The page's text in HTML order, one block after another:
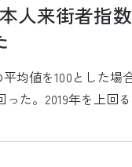
人来街者指
平均値を100とした
た。2019年を上回